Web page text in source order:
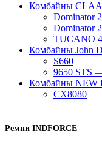
Комбайны
Dominator
Dominator
TUCANO
Комбайны John
S660
9650 STS
Комбайны NEW
CX8080
Ремни INDFORCE